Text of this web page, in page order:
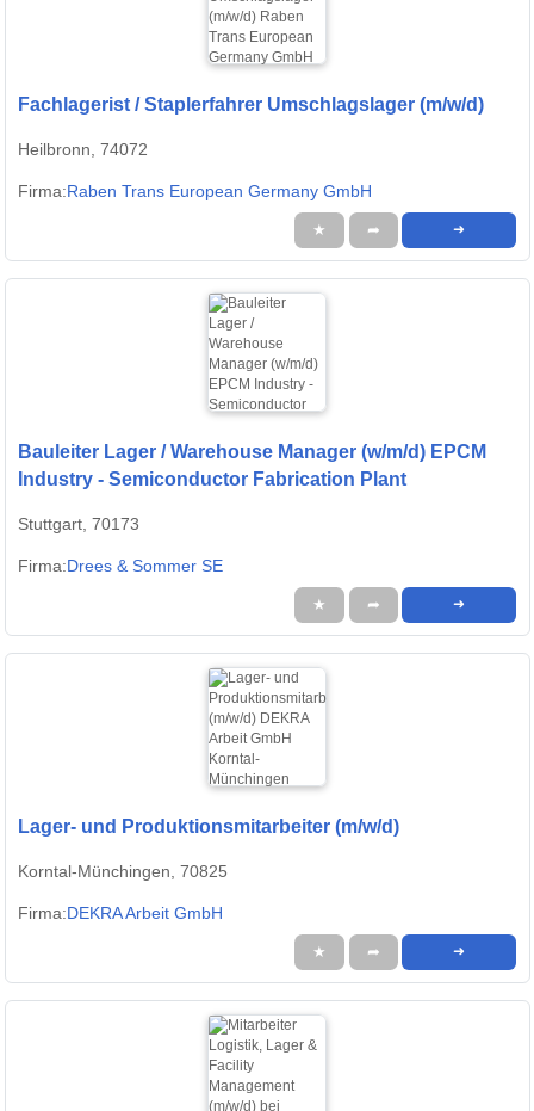
Fachlagerist / Staplerfahrer Umschlagslager (m/w/d)
Heilbronn, 74072
Firma:Raben Trans European Germany GmbH
★ ➦ ➜
Bauleiter Lager / Warehouse Manager (w/m/d) EPCM
Industry - Semiconductor Fabrication Plant
Stuttgart, 70173
Firma:Drees & Sommer SE
★ ➦ ➜
Lager- und Produktionsmitarbeiter (m/w/d)
Korntal-Münchingen, 70825
Firma:DEKRA Arbeit GmbH
★ ➦ ➜